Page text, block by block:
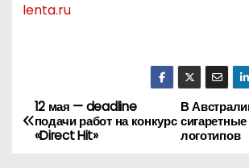
lenta.ru
Н
В
логотипов
12 мая — deadline
подачи работ на конкурс
«Direct Hit»